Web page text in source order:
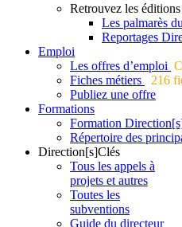
Retrouvez les
Les palmarès
Reportages
Emploi
Les offres d’emploi
Fiches métiers
216
Publiez une offre
Formations
Formation
Répertoire des
Direction[s]Clés
Tous les appels à
projets et autres
Toutes les
subventions
Guide du directeur